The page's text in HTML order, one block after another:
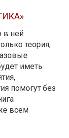
в ней
теория,
иметь
помогут без
всем